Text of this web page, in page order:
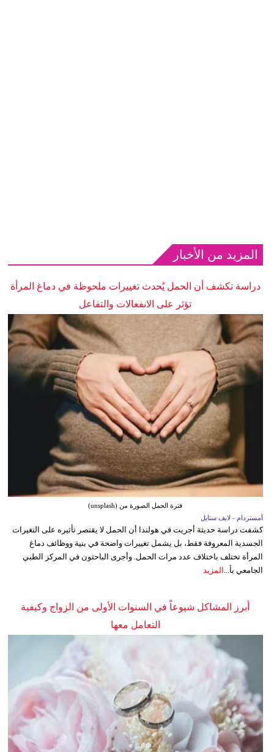
المزيد من الأخبار
دراسة تكشف أن الحمل يُحدث تغييرات ملحوظة في دماغ المرأة
تؤثر على الانفعالات والتفاعل
فترة الحمل الصورة من (unsplash)
أمستردام - لايف ستايل
كشفت دراسة حديثة أجريت في هولندا أن الحمل لا يقتصر تأثيره على التغيرات
الجسدية المعروفة فقط، بل يشمل تغييرات واضحة في بنية ووظائف دماغ
المرأة تختلف باختلاف عدد مرات الحمل. وأجرى الباحثون في المركز الطبي
الجامعي بأ... المزيد
أبرز المشاكل شيوعاً في السنوات الأولى من الزواج وكيفية
التعامل معها